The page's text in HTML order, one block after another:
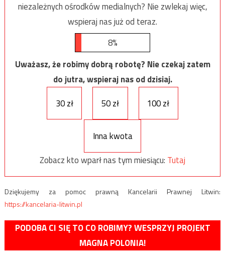
niezależnych ośrodków medialnych? Nie zwlekaj więc,
wspieraj nas już od teraz.
8%
Uważasz, że robimy dobrą robotę? Nie czekaj zatem
do jutra, wspieraj nas od dzisiaj.
30 zł
50 zł 100 zł
Inna kwota
Zobacz kto wparł nas tym miesiącu: Tutaj
Dziękujemy za pomoc prawną Kancelarii Prawnej Litwin:
https://kancelaria-litwin.pl
PODOBA CI SIĘ TO CO ROBIMY? WESPRZYJ PROJEKT
MAGNA POLONIA!